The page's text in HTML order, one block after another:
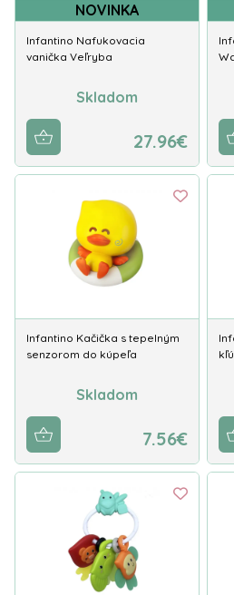
NOVINKA
Infantino Nafukovacia
vanička Veľryba
Skladom
27.96€
Infantino Kačička s tepelným
senzorom do kúpeľa
Skladom
7.56€